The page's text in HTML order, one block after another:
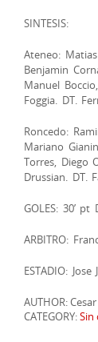
SINTESIS:
Ateneo:
Benjamin
Manuel
Foggia. DT.
Roncedo:
Mariano
Torres, Diego
Drussian. DT.
GOLES: 30’ pt
ARBITRO:
ESTADIO:
AUTHOR:
CATEGORY:Sin